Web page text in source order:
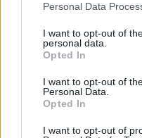
Personal Data
I want to opt-out of
personal data.
Opted In
I want to opt-out of
Personal Data.
Opted In
I want to opt-out of
riferite alle
quali chiedono di
aggiungendo di
non solo
regionali, i quali
della